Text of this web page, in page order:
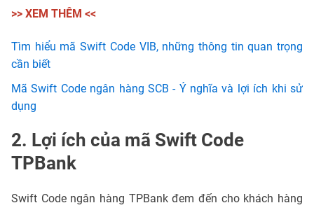
>> XEM THÊM <<
Tìm hiểu mã Swift Code VIB, những thông tin quan trọng
cần biết
Mã Swift Code ngân hàng SCB - Ý nghĩa và lợi ích khi sử
dụng
2. Lợi ích của mã Swift Code
TPBank
Swift Code ngân hàng TPBank đem đến cho khách hàng